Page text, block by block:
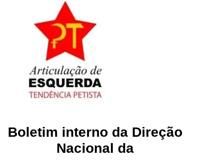
Boletim interno da Direção
Nacional da